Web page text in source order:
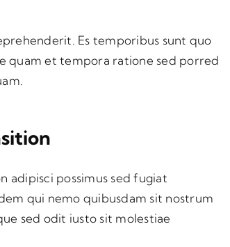
Es temporibus sunt quo
quam et tempora ratione sed porred
adipisci possimus sed fugiat
qui nemo quibusdam sit nostrum
sed odit iusto sit molestiae